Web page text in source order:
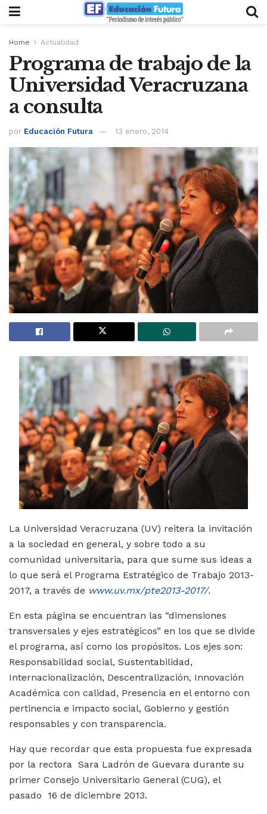
Home Actualidad
Programa de trabajo de la
Universidad Veracruzana
a consulta
por Educación Futura 13 enero, 2014
La Universidad Veracruzana (UV) reitera la invitación
a la sociedad en general, y sobre todo a su
comunidad universitaria, para que sume sus ideas a
lo que será el Programa Estratégico de Trabajo 2013-
2017, a través de www.uv.mx/pte2013-2017/.
En esta página se encuentran las “dimensiones
transversales y ejes estratégicos” en los que se divide
el programa, así como los propósitos. Los ejes son:
Responsabilidad social, Sustentabilidad,
Internacionalización, Descentralización, Innovación
Académica con calidad, Presencia en el entorno con
pertinencia e impacto social, Gobierno y gestión
responsables y con transparencia.
Hay que recordar que esta propuesta fue expresada
por la rectora Sara Ladrón de Guevara durante su
primer Consejo Universitario General (CUG), el
pasado 16 de diciembre 2013.